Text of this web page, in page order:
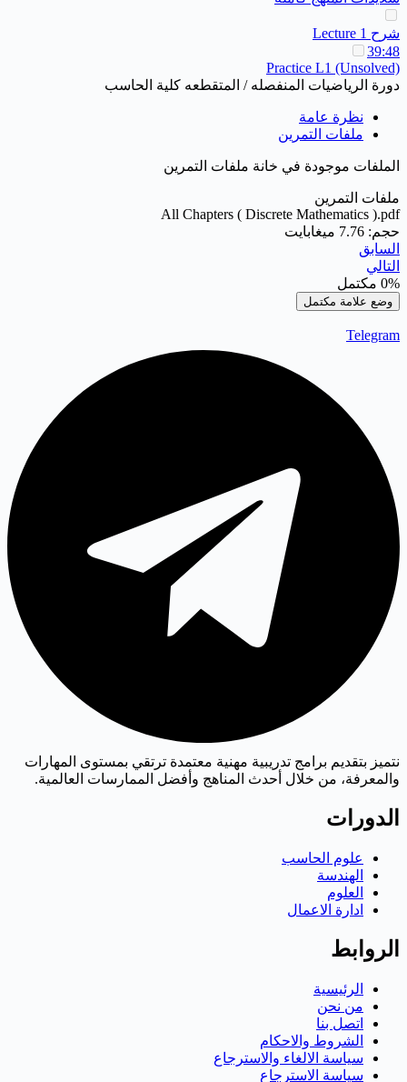
شرح Lecture 1
39:48
Practice L1 (Unsolved)
دورة الرياضيات المنفصله / المتقطعه كلية الحاسب
نظرة عامة
ملفات التمرين
الملفات موجودة في خانة ملفات التمرين
ملفات التمرين
All Chapters ( Discrete Mathematics ).pdf
حجم: 7.76 ميغابايت
السابق
التالي
0% مكتمل
وضع علامة مكتمل
Telegram
نتميز بتقديم برامج تدريبية مهنية معتمدة ترتقي بمستوى المهارات
والمعرفة، من خلال أحدث المناهج وأفضل الممارسات العالمية.
الدورات
علوم الحاسب
الهندسة
العلوم
ادارة الاعمال
الروابط
الرئيسية
من نحن
اتصل بنا
الشروط والاحكام
سياسة الالغاء والاسترجاع
سياسة الاسترجاع